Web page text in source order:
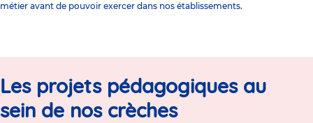
métier avant de pouvoir exercer dans nos établissements.
Les projets pédagogiques au
sein de nos crèches